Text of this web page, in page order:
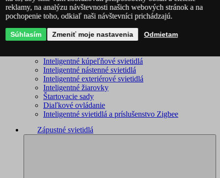
WiZ – kompletný sortiment
Inteligentné lustre
Inteligentné stojacie lampy
Inteligentné lampičky
Inteligentné kúpeľňové svietidlá
Inteligentné nástenné svietidlá
Inteligentné exteriérové svietidlá
Inteligentné žiarovky
Štartovacie sady
Diaľkové ovládanie
Inteligentné svietidlá a príslušenstvo Zigbee
Zápustné svietidlá
reklamy, na analýzu návštevnosti našich webových stránok a na
pochopenie toho, odkiaľ naši návštevníci prichádzajú.
Súhlasím Zmeniť moje nastavenia Odmietam